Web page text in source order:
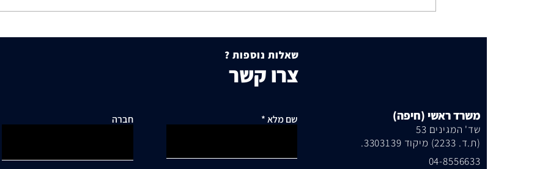
שאלות נוספות ?
צרו קשר
חברה שם מלא משרד ראשי (חיפה)
שד' המגינים 53
(ת.ד. 2233) מיקוד 3303139.
04-8556633